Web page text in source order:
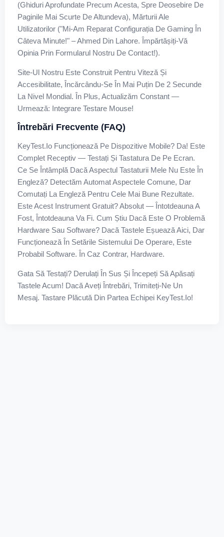
(ghiduri Aprofundate Precum Acesta, Spre Deosebire De
Paginile Mai Scurte De Altundeva), Mărturii Ale
Utilizatorilor ("Mi-Am Reparat Configurația De Gaming În
Câteva Minute!" – Ahmed Din Lahore. Împărtășiți-Vă
Opinia Prin Formularul Nostru De Contact!).
Site-Ul Nostru Este Construit Pentru Viteză Și
Accesibilitate, Încărcându-Se În Mai Puțin De 2 Secunde
La Nivel Mondial. În Plus, Actualizăm Constant —
Urmează: Integrare Testare Mouse!
Întrebări Frecvente (FAQ)
KeyTest.io Funcționează Pe Dispozitive Mobile? Da! Este
Complet Receptiv — Testați Și Tastatura De Pe Ecran.
Ce Se Întâmplă Dacă Aspectul Tastaturii Mele Nu Este În
Engleză? Detectăm Automat Aspectele Comune, Dar
Comutați La Engleză Pentru Cele Mai Bune Rezultate.
Este Acest Instrument Gratuit? Absolut — Întotdeauna A
Fost, Întotdeauna Va Fi. Cum Știu Dacă Este O Problemă
Hardware Sau Software? Dacă Tastele Eșuează Aici, Dar
Funcționează În Setările Sistemului De Operare, Este
Probabil Software. În Caz Contrar, Hardware.
Gata Să Testați? Derulați În Sus Și Începeți Să Apăsați
Tastele Acum! Dacă Aveți Întrebări, Trimiteți-Ne Un
Mesaj. Tastare Plăcută Din Partea Echipei KeyTest.io!